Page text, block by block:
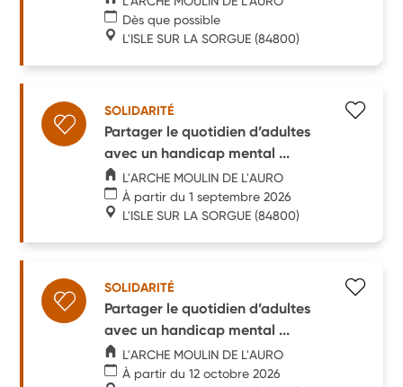
Dès que possible
L'ISLE SUR LA SORGUE (84800)
SOLIDARITÉ
Partager le quotidien d’adultes
avec un handicap mental ...
L'ARCHE MOULIN DE L'AURO
À partir du 1 septembre 2026
L'ISLE SUR LA SORGUE (84800)
SOLIDARITÉ
Partager le quotidien d’adultes
avec un handicap mental ...
L'ARCHE MOULIN DE L'AURO
À partir du 12 octobre 2026